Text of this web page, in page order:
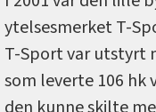
ytelsesmerket T-
T-Sport var utstyrt
som leverte 106 hk